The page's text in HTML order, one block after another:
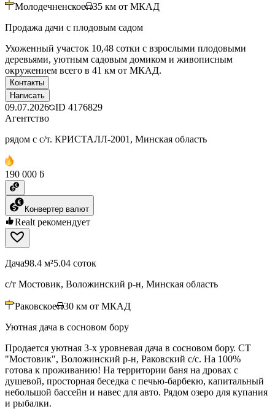
Молодечненское 35 км от МКАД
Продажа дачи с плодовым садом
Ухоженный участок 10,48 сотки с взрослыми плодовыми
деревьями, уютным садовым домиком и живописным
окружением всего в 41 км от МКАД.
Контакты
Написать
09.07.2026 ID 4176829
Агентство
рядом с с/т. КРИСТАЛЛ-2001, Минская область
190 000 ƃ
Конвертер валют
Realt рекомендует
Дача98.4 м²5.04 соток
с/т Мостовик, Воложинский р-н, Минская область
Раковское 30 км от МКАД
Уютная дача в сосновом бору
Продается уютная 3-х уровневая дача в сосновом бору. СТ
"Мостовик", Воложинский р-н, Раковский с/с. На 100%
готова к проживанию! На территории баня на дровах с
душевой, просторная беседка с печью-барбекю, капитальный
небольшой бассейн и навес для авто. Рядом озеро для купания
и рыбалки.